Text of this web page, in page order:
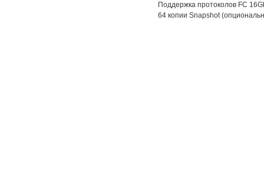
Поддержка протоколов FC
64 копии Snapshot